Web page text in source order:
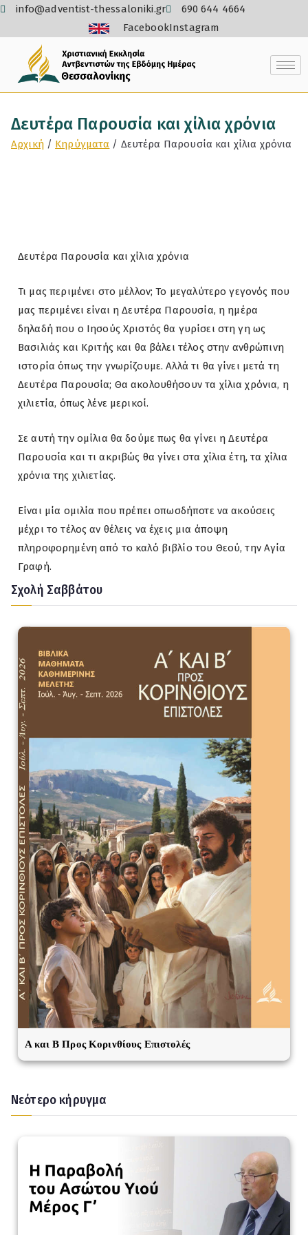
info@adventist-thessaloniki.gr
690 644 4664
FacebookInstagram
Δευτέρα Παρουσία και χίλια χρόνια
Αρχική Κηρύγματα Δευτέρα Παρουσία και χίλια χρόνια
Δευτέρα Παρουσία και χίλια χρόνια
Τι μας περιμένει στο μέλλον; Το μεγαλύτερο γεγονός που
μας περιμένει είναι η Δευτέρα Παρουσία, η ημέρα
δηλαδή που ο Ιησούς Χριστός θα γυρίσει στη γη ως
Βασιλιάς και Κριτής και θα βάλει τέλος στην ανθρώπινη
ιστορία όπως την γνωρίζουμε. Αλλά τι θα γίνει μετά τη
Δευτέρα Παρουσία; Θα ακολουθήσουν τα χίλια χρόνια, η
χιλιετία, όπως λένε μερικοί.
Σε αυτή την ομίλια θα δούμε πως θα γίνει η Δευτέρα
Παρουσία και τι ακριβώς θα γίνει στα χίλια έτη, τα χίλια
χρόνια της χιλιετίας.
Είναι μία ομιλία που πρέπει οπωσδήποτε να ακούσεις
μέχρι το τέλος αν θέλεις να έχεις μια άποψη
πληροφορημένη από το καλό βιβλίο του Θεού, την Αγία
Γραφή.
Σχολή Σαββάτου
A και Β Προς Κορινθίους Επιστολές
Νεότερο κήρυγμα